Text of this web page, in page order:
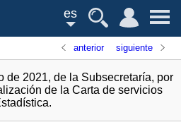
es
anterior siguiente
de 2021, de la Subsecretaría, por
de la Carta de servicios